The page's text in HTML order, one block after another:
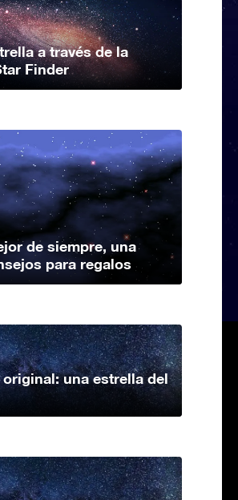
a través de la
Finder
de siempre, una
para regalos
original: una estrella del